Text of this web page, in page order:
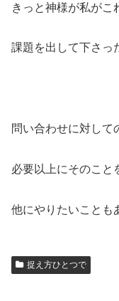
きっと神様が私がこ
課題を出して下さっ
問い合わせに対して
必要以上にそのこと
他にやりたいことも
捉え方ひとつで